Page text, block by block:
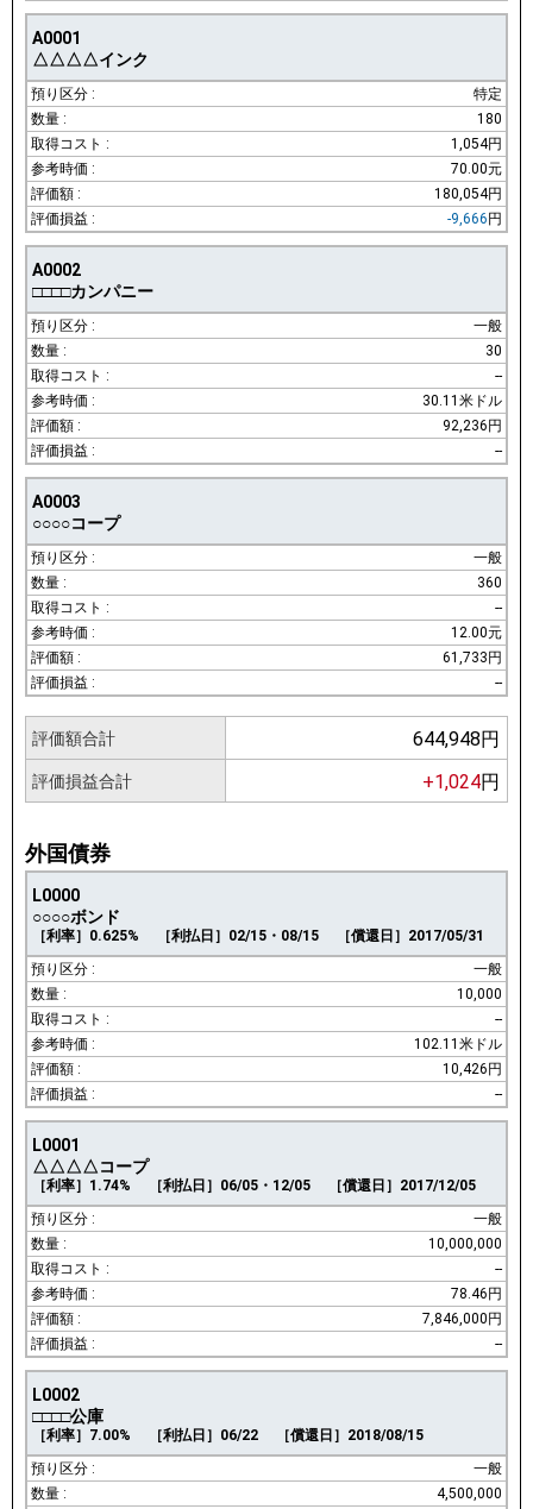
A0001
△△△△インク
特定
180
1,054円
70.00元
180,054円
-9,666 円
A0002
□□□□カンパニー
一般
30
--
30.11米ドル
92,236円
--
A0003
○○○○コープ
一般
360
--
12.00元
61,733円
--
評価額合計 644,948円
評価損益合計 +1,024円
外国債券
L0000
○○○○ボンド
［利率］0.625% ［利払日］02/15・08/15
［償還日］2017/05/31
一般
10,000
--
102.11米ドル
10,426円
--
L0001
△△△△コープ
［利率］1.74% ［利払日］06/05・12/05
［償還日］2017/12/05
一般
10,000,000
--
78.46円
7,846,000円
--
L0002
□□□□公庫
［利率］7.00% ［利払日］06/22
［償還日］2018/08/15
一般
4,500,000